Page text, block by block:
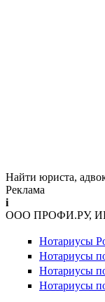
Найти юриста,
Реклама
i
ООО ПРОФИ.РУ,
Нотариусы
Нотариусы
Нотариусы
Нотариусы